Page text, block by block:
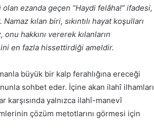
ezanda geçen “Haydi felâha!” ifadesi,
kılan biri, sıkıntılı hayat koşulları
hakkını vererek kılanların
en fazla hissettirdiği ameldir.
büyük bir kalp ferahlığına ereceği
sohbet eder. İçine akan ilahî ilhamları
karşısında yalnızca ilahî-manevî
çözüm metotlarını görmesi için